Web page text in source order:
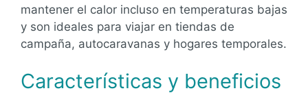
mantener el calor incluso en temperaturas bajas
y son ideales para viajar en tiendas de
campaña, autocaravanas y hogares temporales.
Características y beneficios